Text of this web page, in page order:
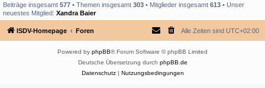
Beiträge insgesamt 577 • Themen insgesamt 303 • Mitglieder insgesamt 613 • Unser
neuestes Mitglied: Xandra Baier
ISDV-Homepage Foren Alle Zeiten sind UTC+02:00
Powered by phpBB® Forum Software © phpBB Limited
Deutsche Übersetzung durch phpBB.de
Datenschutz| Nutzungsbedingungen